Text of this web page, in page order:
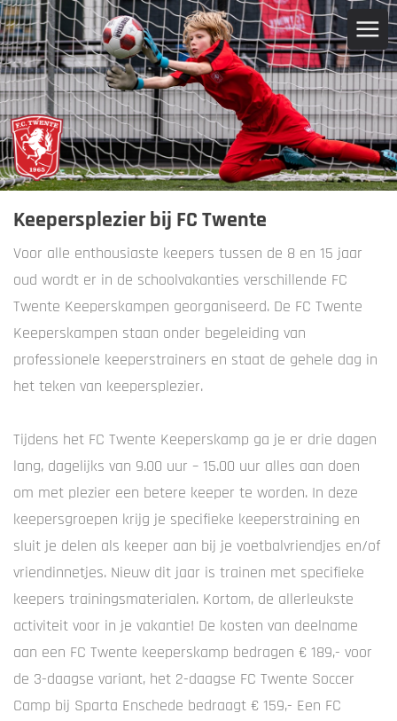
Keepersplezier bij FC Twente
Voor alle enthousiaste keepers tussen de 8 en 15 jaar
oud wordt er in de schoolvakanties verschillende FC
Twente Keeperskampen georganiseerd. De FC Twente
Keeperskampen staan onder begeleiding van
professionele keeperstrainers en staat de gehele dag in
het teken van keepersplezier.
Tijdens het FC Twente Keeperskamp ga je er drie dagen
lang, dagelijks van 9.00 uur – 15.00 uur alles aan doen
om met plezier een betere keeper te worden. In deze
keepersgroepen krijg je specifieke keeperstraining en
sluit je delen als keeper aan bij je voetbalvriendjes en/of
vriendinnetjes. Nieuw dit jaar is trainen met specifieke
keepers trainingsmaterialen. Kortom, de allerleukste
activiteit voor in je vakantie! De kosten van deelname
aan een FC Twente keeperskamp bedragen € 189,- voor
de 3-daagse variant, het 2-daagse FC Twente Soccer
Camp bij Sparta Enschede bedraagt € 159,- Een FC